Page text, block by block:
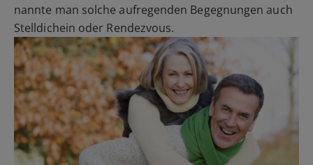
nannte man solche aufregenden Begegnungen auch
Stelldichein oder Rendezvous.